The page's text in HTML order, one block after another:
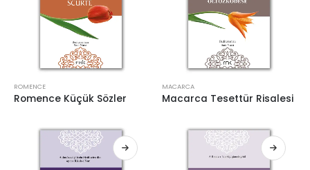
ROMENCE
Romence Küçük Sözler
MACARCA
Macarca Tesettür Risalesi